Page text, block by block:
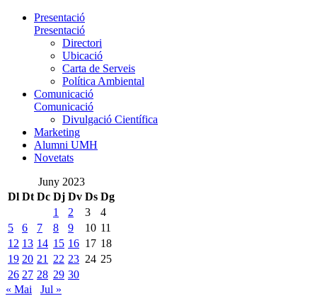
Presentació
Presentació
Directori
Ubicació
Carta de Serveis
Política Ambiental
Comunicació
Comunicació
Divulgació Científica
Marketing
Alumni UMH
Novetats
Juny 2023
Dl Dt Dc Dj Dv Ds Dg
1
2 3
4
5
6 7 8 9 10 11
12 13 14 15 16 17 18
19 20 21 22 23 24 25
26 27 28 29 30
« Mai
Jul »